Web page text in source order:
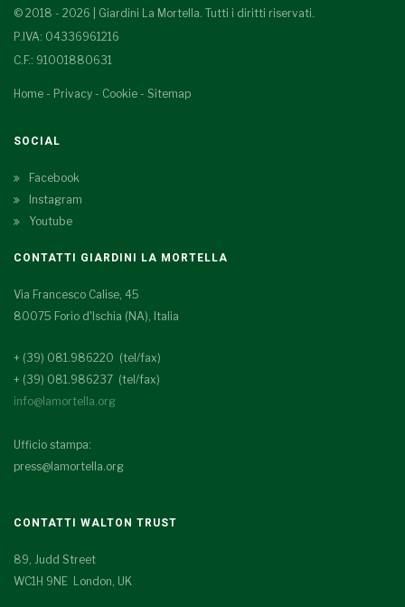
© 2018 - 2026 | Giardini La Mortella. Tutti i diritti riservati.
P.IVA: 04336961216
C.F.: 91001880631
Home - Privacy - Cookie - Sitemap
SOCIAL
Facebook
Instagram
Youtube
CONTATTI GIARDINI LA MORTELLA
Via Francesco Calise, 45
80075 Forio d'Ischia (NA), Italia
+ (39) 081.986220 (tel/fax)
+ (39) 081.986237 (tel/fax)
info@lamortella.org
Ufficio stampa:
press@lamortella.org
CONTATTI WALTON TRUST
89, Judd Street
WC1H 9NE London, UK